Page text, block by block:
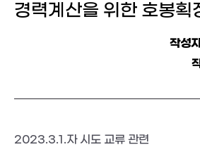
경력계산을 위한 호봉획
작성
2023.3.1.자 시도 교류 관련